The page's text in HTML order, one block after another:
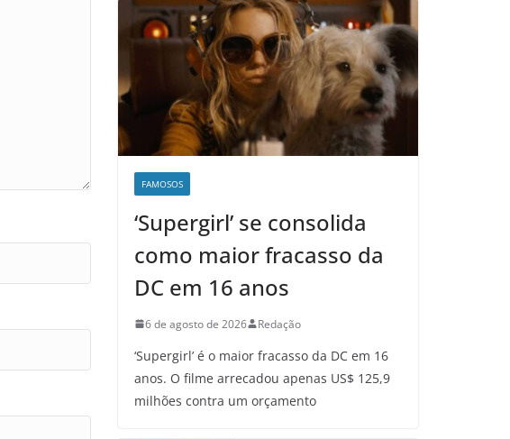
FAMOSOS
‘Supergirl’ se consolida
como maior fracasso da
DC em 16 anos
6 de agosto de 2026 Redação
‘Supergirl’ é o maior fracasso da DC em 16
anos. O filme arrecadou apenas US$ 125,9
milhões contra um orçamento